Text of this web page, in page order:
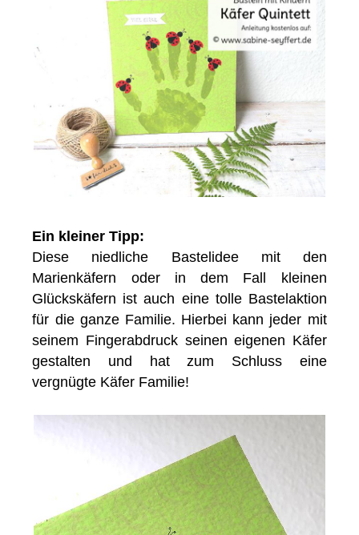
Ein kleiner Tipp:
Diese niedliche Bastelidee mit den
Marienkäfern oder in dem Fall kleinen
Glückskäfern ist auch eine tolle Bastelaktion
für die ganze Familie. Hierbei kann jeder mit
seinem Fingerabdruck seinen eigenen Käfer
gestalten und hat zum Schluss eine
vergnügte Käfer Familie!